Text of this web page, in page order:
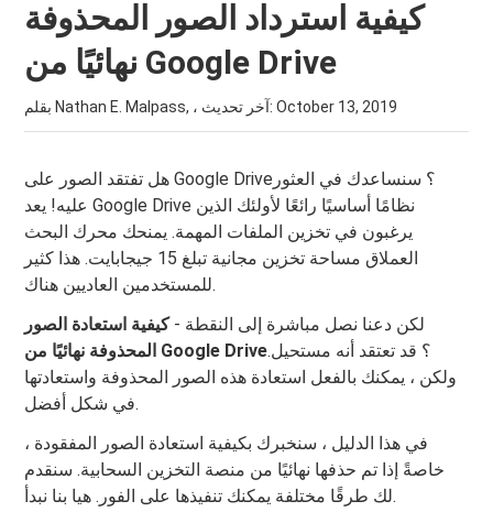
كيفية استرداد الصور المحذوفة
نهائيًا من Google Drive
بقلم Nathan E. Malpass, ، آخر تحديث:October 13, 2019
هل تفتقد الصور على Google Drive؟ سنساعدك في العثور
عليه! يعد Google Drive نظامًا أساسيًا رائعًا لأولئك الذين
يرغبون في تخزين الملفات المهمة. يمنحك محرك البحث
العملاق مساحة تخزين مجانية تبلغ 15 جيجابايت. هذا كثير
للمستخدمين العاديين هناك.
لكن دعنا نصل مباشرة إلى النقطة -كيفية استعادة الصور
المحذوفة نهائيًا من Google Drive؟ قد تعتقد أنه مستحيل.
ولكن ، يمكنك بالفعل استعادة هذه الصور المحذوفة واستعادتها
في شكل أفضل.
في هذا الدليل ، سنخبرك بكيفية استعادة الصور المفقودة ،
خاصةً إذا تم حذفها نهائيًا من منصة التخزين السحابية. سنقدم
لك طرقًا مختلفة يمكنك تنفيذها على الفور. هيا بنا نبدأ.